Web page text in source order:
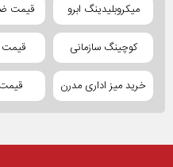
میکروبلیدینگ ابرو قیمت
کوچینگ سازمانی
خرید میز اداری مدرن